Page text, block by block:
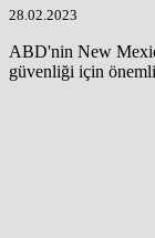
28.02.2023
ABD'nin New
güvenliği için